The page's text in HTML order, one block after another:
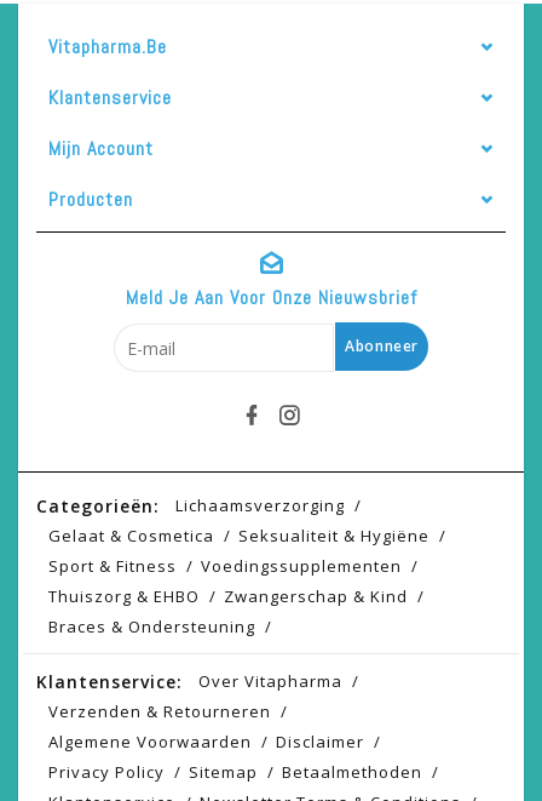
Vitapharma.be
Klantenservice
Mijn Account
Producten
Meld Je Aan Voor Onze Nieuwsbrief
Abonneer
Categorieën:
Lichaamsverzorging
Gelaat & Cosmetica
Seksualiteit & Hygiëne
Sport & Fitness
Voedingssupplementen
Thuiszorg & EHBO
Zwangerschap & Kind
Braces & Ondersteuning
Klantenservice:
Over Vitapharma
Verzenden & Retourneren
Algemene Voorwaarden
Disclaimer
Privacy Policy
Sitemap
Betaalmethoden